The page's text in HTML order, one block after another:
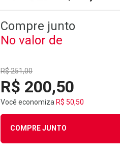
Compre junto
No valor de
R$ 251,00
R$ 200,50
Você economiza R$ 50,50
COMPRE JUNTO